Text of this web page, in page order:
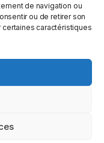
de navigation ou
ou de retirer son
caractéristiques
Gruyère - Site